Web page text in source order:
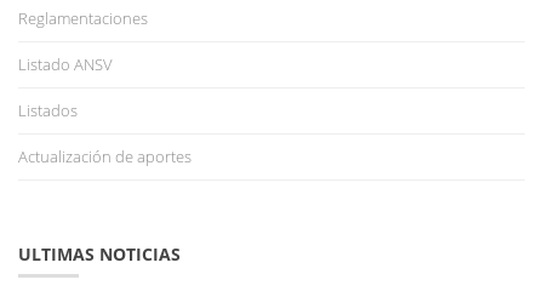
Reglamentaciones
Listado ANSV
Listados
Actualización de aportes
ULTIMAS NOTICIAS